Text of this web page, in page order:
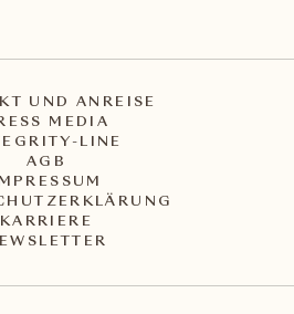
UND ANREISE
MEDIA
LINE
AGB
KARRIERE